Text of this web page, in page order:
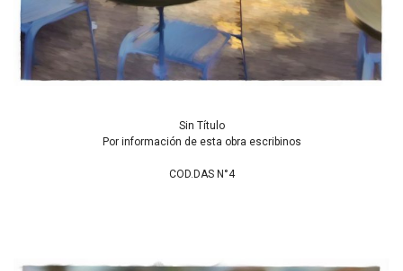
Sin Título
Por información de esta obra escribinos
COD.DAS N°4